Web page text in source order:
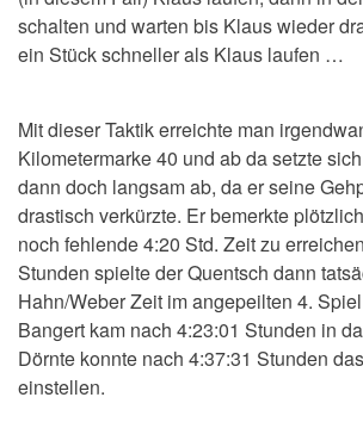
schalten und warten bis Klaus wieder
ein Stück schneller als Klaus laufen …
Mit dieser Taktik erreichte man
Kilometermarke 40 und ab da setzte
dann doch langsam ab, da er seine
drastisch verkürzte. Er bemerkte
noch fehlende 4:20 Std. Zeit zu
Stunden spielte der Quentsch dann
Hahn/Weber Zeit im angepeilten 4.
Bangert kam nach 4:23:01 Stunden in
Dörnte konnte nach 4:37:31 Stunden
einstellen.